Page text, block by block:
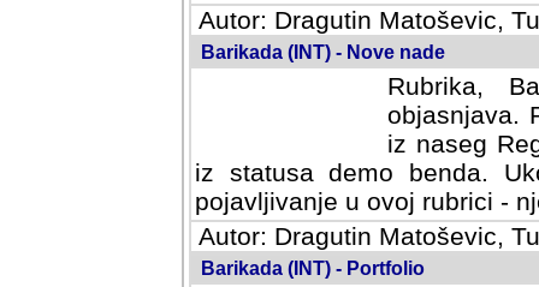
Autor: Dragutin Matoševic,
Barikada (INT) - Nove nade
Rubrika,
objasnjava.
iz naseg
iz statusa demo benda.
pojavljivanje u ovoj rubrici -
Autor: Dragutin Matoševic,
Barikada (INT) - Portfolio